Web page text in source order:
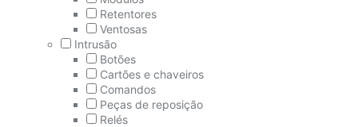
Retentores
Ventosas
Intrusão
Botões
Cartões e chaveiros
Comandos
Peças de reposição
Relés